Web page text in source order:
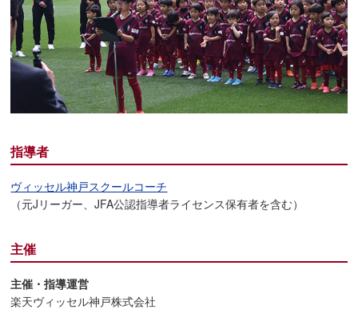
指導者
ヴィッセル神戸スクールコーチ
（元Jリーガー、JFA公認指導者ライセンス保有者を含む）
主催
主催・指導運営
楽天ヴィッセル神戸株式会社